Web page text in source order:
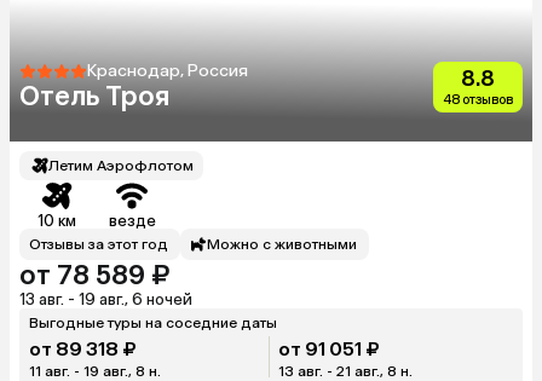
Краснодар, Россия
Отель Троя
8.8
48 отзывов
Летим Аэрофлотом
10 км везде
Отзывы за этот год Можно с животными
от 78 589 ₽
13 авг. - 19 авг., 6 ночей
Выгодные туры на соседние даты
от 89 318 ₽
11 авг. - 19 авг., 8 н.
от 91 051 ₽
13 авг. - 21 авг., 8 н.